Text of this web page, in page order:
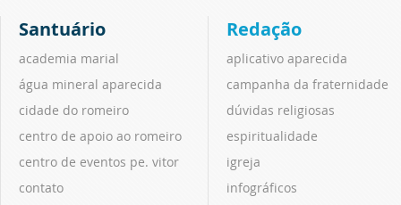
Santuário
academia marial
água mineral aparecida
cidade do romeiro
centro de apoio ao romeiro
centro de eventos pe. vitor
contato
Redação
aplicativo aparecida
campanha da fraternidade
dúvidas religiosas
espiritualidade
igreja
infográficos